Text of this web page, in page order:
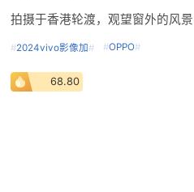
拍摄于香港轮渡，观望窗外的风景
#2024vivo影像加 # #OPPO#
68.80